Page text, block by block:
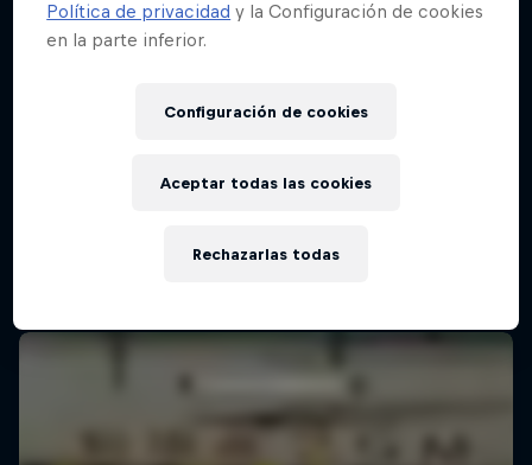
Política de privacidad y la Configuración de cookies
en la parte inferior.
Configuración de cookies
Rechazarlas todas
Aceptar todas las cookies